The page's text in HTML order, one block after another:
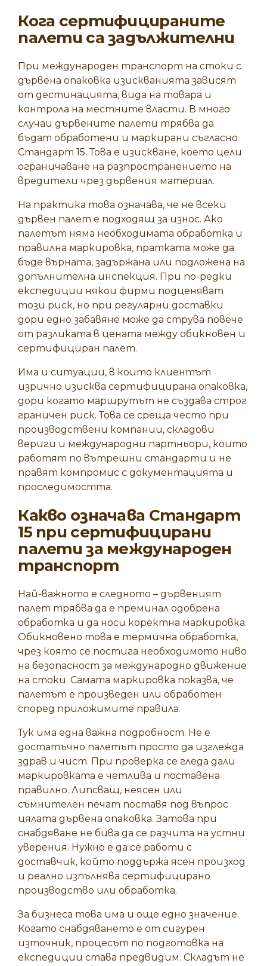
Кога сертифицираните
палети са задължителни
При международен транспорт на стоки с
дървена опаковка изискванията зависят
от дестинацията, вида на товара и
контрола на местните власти. В много
случаи дървените палети трябва да
бъдат обработени и маркирани съгласно
Стандарт 15. Това е изискване, което цели
ограничаване на разпространението на
вредители чрез дървения материал.
На практика това означава, че не всеки
дървен палет е подходящ за износ. Ако
палетът няма необходимата обработка и
правилна маркировка, пратката може да
бъде върната, задържана или подложена на
допълнителна инспекция. При по-редки
експедиции някои фирми подценяват
този риск, но при регулярни доставки
дори едно забавяне може да струва повече
от разликата в цената между обикновен и
сертифициран палет.
Има и ситуации, в които клиентът
изрично изисква сертифицирана опаковка,
дори когато маршрутът не създава строг
граничен риск. Това се среща често при
производствени компании, складови
вериги и международни партньори, които
работят по вътрешни стандарти и не
правят компромис с документацията и
проследимостта.
Какво означава Стандарт
15 при сертифицирани
палети за международен
транспорт
Най-важното е следното – дървеният
палет трябва да е преминал одобрена
обработка и да носи коректна маркировка.
Обикновено това е термична обработка,
чрез която се постига необходимото ниво
на безопасност за международно движение
на стоки. Самата маркировка показва, че
палетът е произведен или обработен
според приложимите правила.
Тук има една важна подробност. Не е
достатъчно палетът просто да изглежда
здрав и чист. При проверка се гледа дали
маркировката е четлива и поставена
правилно. Липсващ, неясен или
съмнителен печат поставя под въпрос
цялата дървена опаковка. Затова при
снабдяване не бива да се разчита на устни
уверения. Нужно е да се работи с
доставчик, който поддържа ясен произход
и реално изпълнява сертифицирано
производство или обработка.
За бизнеса това има и още едно значение.
Когато снабдяването е от сигурен
източник, процесът по подготовка на
експедиции става предвидим. Складът не